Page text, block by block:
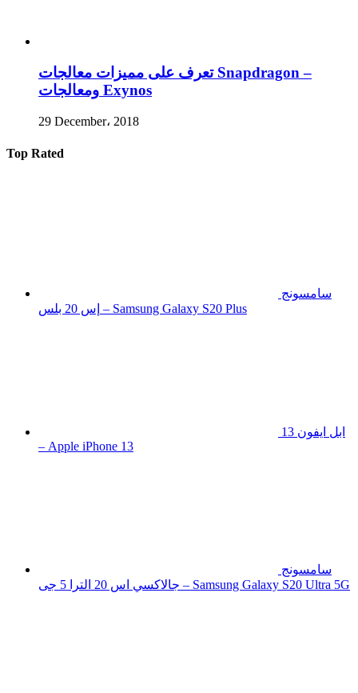
تعرف على مميزات معالجات Snapdragon –
ومعالجات Exynos
29 December، 2018
Top Rated
سامسونج
إس 20 بلس – Samsung Galaxy S20 Plus
ابل ايفون 13
– Apple iPhone 13
سامسونج
جالاكسي اس 20 الترا 5 جى – Samsung Galaxy S20 Ultra 5G